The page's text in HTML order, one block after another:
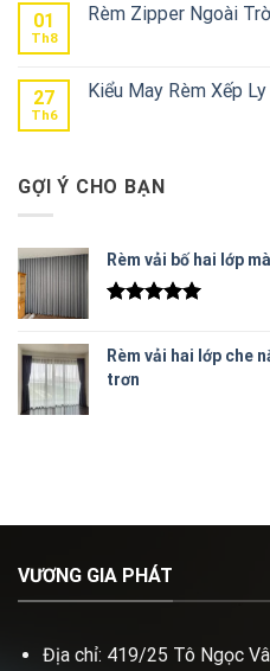
01
Th8
Rèm Zipper Ngoài
27
Th6
Kiểu May Rèm Xếp
GỢI Ý CHO BẠN
Rèm vải bố hai lớp
5 sao
Rèm vải hai lớp che
trơn
VƯƠNG GIA PHÁT
Địa chỉ: 419/25 Tô Ngọc